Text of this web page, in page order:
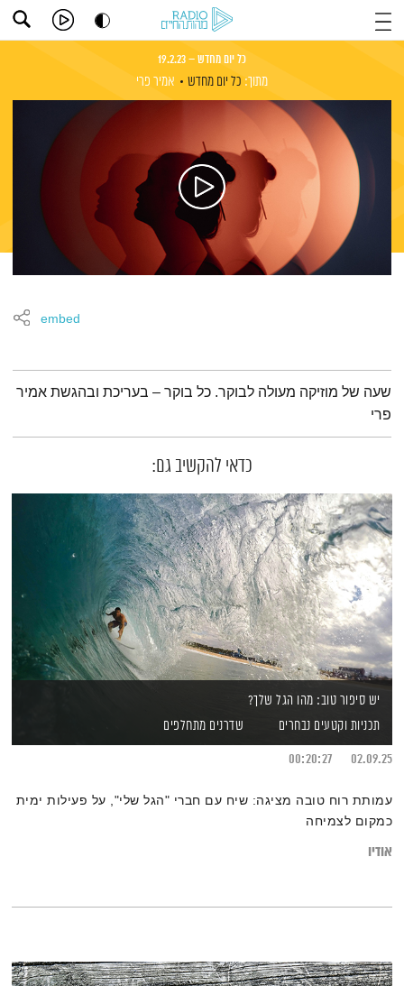
כל יום מחדש – 19.2.23
מתוך: כל יום מחדש אמיר פרי
embed
תמצית הפודקאסט
שעה של מוזיקה מעולה לבוקר. כל בוקר – בעריכת ובהגשת אמיר
פרי
כדאי להקשיב גם:
יש סיפור טוב: מהו הגל שלך?
תכניות וקטעים נבחרים
שדרנים מתחלפים
02.09.25
00:20:27
עמותת רוח טובה מציגה: שיח עם חברי "הגל שלי", על פעילות ימית
כמקום לצמיחה
אודיו